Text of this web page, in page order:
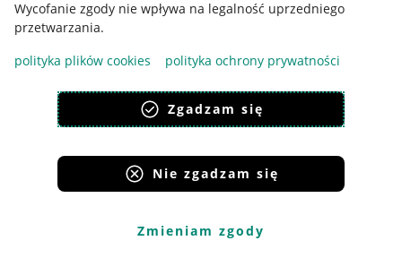
Wycofanie zgody nie wpływa na legalność uprzedniego
przetwarzania.
polityka plików cookies
polityka ochrony prywatności
Zgadzam się
Nie zgadzam się
Zmieniam zgody
Korzystanie z serwisu oznacza akceptacjęregulaminu